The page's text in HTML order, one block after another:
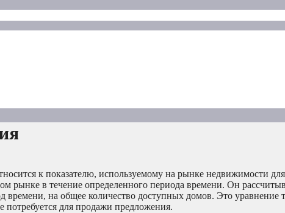
к показателю, используемому на рынке недвижимости
рынке в течение определенного периода времени. Он
времени, на общее количество доступных домов. Это уравнение
потребуется для продажи предложения.